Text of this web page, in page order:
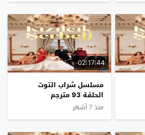
02:17:44
مسلسل شراب التوت
الحلقة 93 مترجم
منذ 7 أشهر